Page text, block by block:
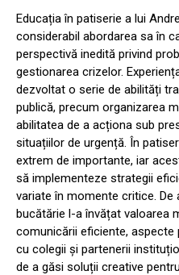
Educația în patiserie a lui
considerabil abordarea sa în
perspectivă inedită privind
gestionarea crizelor.
dezvoltat o serie de abilități
publică, precum organizarea
abilitatea de a acționa sub
situațiilor de urgență. În
extrem de importante, iar
să implementeze strategii
variate în momente critice. De
bucătărie l-a învățat valoarea
comunicării eficiente, aspecte
cu colegii și partenerii
de a găsi soluții creative